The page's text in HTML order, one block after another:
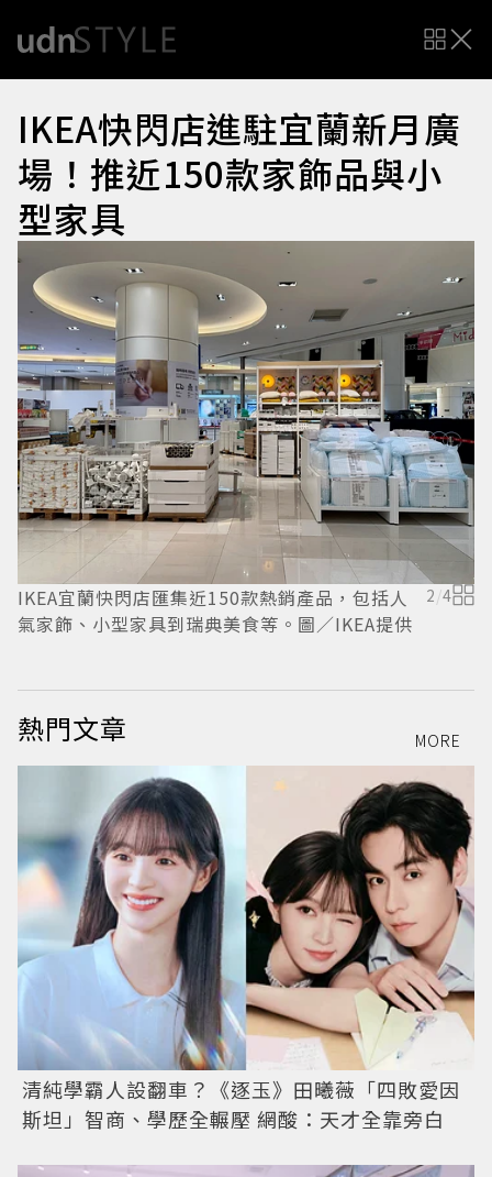
IKEA快閃店進駐宜蘭新月廣
場！推近150款家飾品與小
型家具
IKEA宜蘭快閃店匯集近150款熱銷產品，包括人
氣家飾、小型家具到瑞典美食等。圖／IKEA提供
2/4
熱門文章 MORE
清純學霸人設翻車？《逐玉》田曦薇「四敗愛因
斯坦」智商、學歷全輾壓 網酸：天才全靠旁白